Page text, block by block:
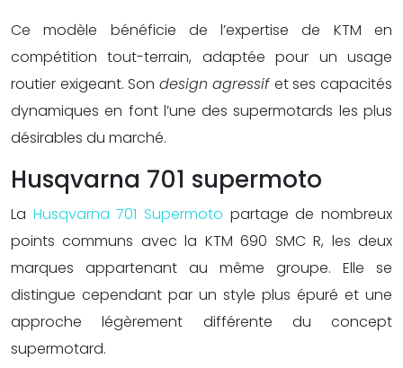
Ce modèle bénéficie de l’expertise de KTM en
compétition tout-terrain, adaptée pour un usage
routier exigeant. Son design agressif et ses capacités
dynamiques en font l’une des supermotards les plus
désirables du marché.
Husqvarna 701 supermoto
La Husqvarna 701 Supermoto partage de nombreux
points communs avec la KTM 690 SMC R, les deux
marques appartenant au même groupe. Elle se
distingue cependant par un style plus épuré et une
approche légèrement différente du concept
supermotard.